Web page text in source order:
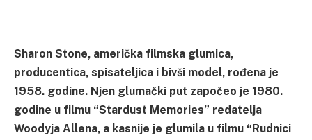
Sharon Stone, američka filmska glumica,
producentica, spisateljica i bivši model, rođena je
1958. godine. Njen glumački put započeo je 1980.
godine u filmu “Stardust Memories” redatelja
Woodyja Allena, a kasnije je glumila u filmu “Rudnici